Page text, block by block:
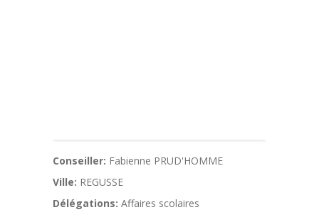
Conseiller: Fabienne PRUD'HOMME
Ville: REGUSSE
Délégations: Affaires scolaires